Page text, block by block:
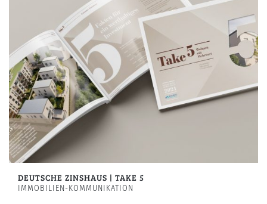
DEUTSCHE ZINSHAUS | TAKE 5
IMMOBILIEN-KOMMUNIKATION